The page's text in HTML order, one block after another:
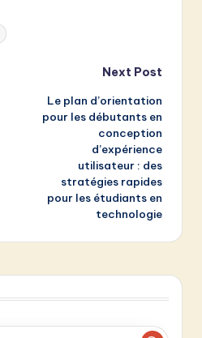
Next Post
Le plan d’orientation
pour les débutants en
conception
d’expérience
utilisateur : des
stratégies rapides
pour les étudiants en
technologie